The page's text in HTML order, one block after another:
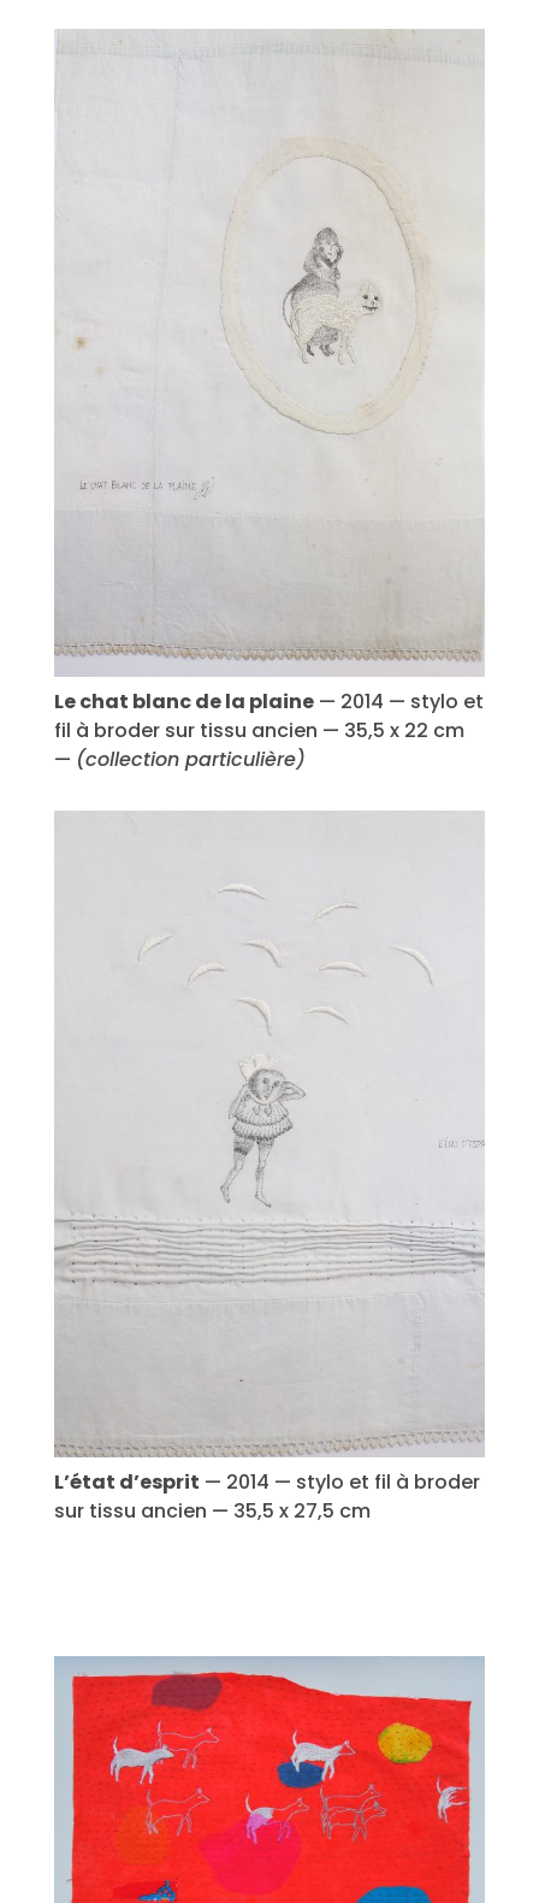
Le chat blanc de la plaine— 2014 — stylo et
fil à broder sur tissu ancien — 35,5 x 22 cm
— (collection particulière)
L’état d’esprit — 2014 — stylo et fil à broder
sur tissu ancien — 35,5 x 27,5 cm